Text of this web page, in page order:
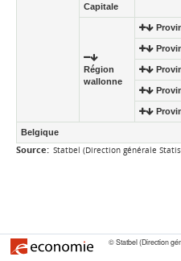
Capitale
Région
wallonne
Belgique
Source: Statbel (Direction générale
© Statbel (Direction